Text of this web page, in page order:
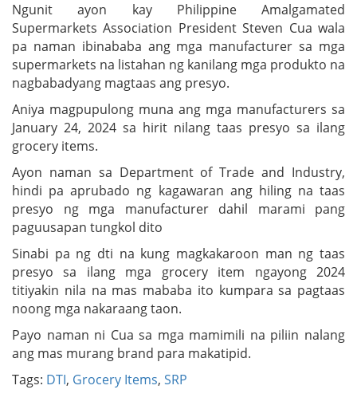
Ngunit ayon kay Philippine Amalgamated
Supermarkets Association President Steven Cua wala
pa naman ibinababa ang mga manufacturer sa mga
supermarkets na listahan ng kanilang mga produkto na
nagbabadyang magtaas ang presyo.
Aniya magpupulong muna ang mga manufacturers sa
January 24, 2024 sa hirit nilang taas presyo sa ilang
grocery items.
Ayon naman sa Department of Trade and Industry,
hindi pa aprubado ng kagawaran ang hiling na taas
presyo ng mga manufacturer dahil marami pang
paguusapan tungkol dito
Sinabi pa ng dti na kung magkakaroon man ng taas
presyo sa ilang mga grocery item ngayong 2024
titiyakin nila na mas mababa ito kumpara sa pagtaas
noong mga nakaraang taon.
Payo naman ni Cua sa mga mamimili na piliin nalang
ang mas murang brand para makatipid.
Tags: DTI, Grocery Items, SRP